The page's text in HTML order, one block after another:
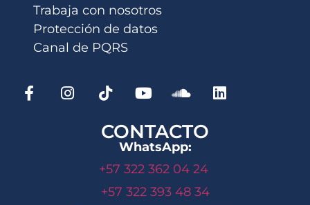
Trabaja con nosotros
Protección de datos
Canal de PQRS
CONTACTO
WhatsApp:
+57 322 362 04 24
+57 322 393 48 34